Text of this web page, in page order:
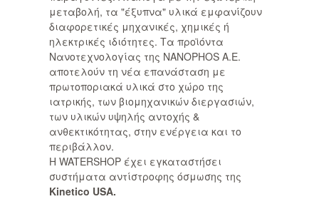
μεταβολή, τα "έξυπνα" υλικά εμφανίζουν
διαφορετικές μηχανικές, χημικές ή
ηλεκτρικές ιδιότητες. Τα προϊόντα
Νανοτεχνολογίας της NANOPHOS A.E.
αποτελούν τη νέα επανάσταση με
πρωτοποριακά υλικά στο χώρο της
ιατρικής, των βιομηχανικών διεργασιών,
των υλικών υψηλής αντοχής &
ανθεκτικότητας, στην ενέργεια και το
περιβάλλον.
Η WATERSHOP έχει εγκαταστήσει
συστήματα αντίστροφης όσμωσης της
Kinetico USA.